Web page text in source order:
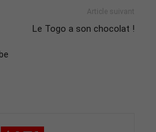
Article suivant
Le Togo a son chocolat !